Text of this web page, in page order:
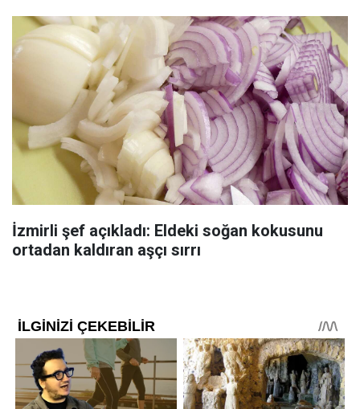
İzmirli şef açıkladı: Eldeki soğan kokusunu
ortadan kaldıran aşçı sırrı